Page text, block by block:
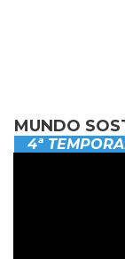
MUNDO
4ª